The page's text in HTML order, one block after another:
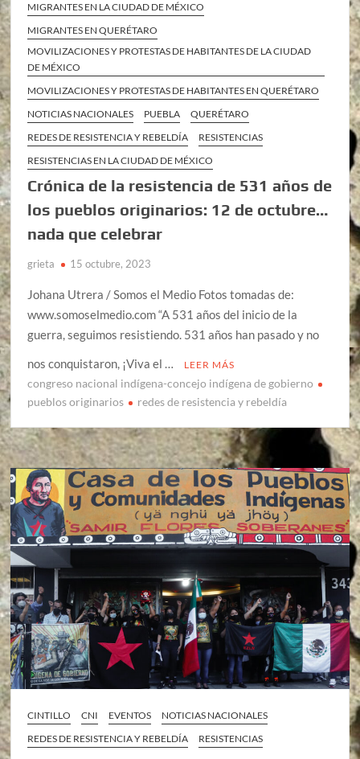
MIGRANTES EN LA CIUDAD DE MÉXICO
MIGRANTES EN QUERÉTARO
MOVILIZACIONES Y PROTESTAS DE HABITANTES DE LA CIUDAD
DE MÉXICO
MOVILIZACIONES Y PROTESTAS DE HABITANTES EN QUERÉTARO
NOTICIAS NACIONALES
PUEBLA
QUERÉTARO
REDES DE RESISTENCIA Y REBELDÍA
RESISTENCIAS
RESISTENCIAS EN LA CIUDAD DE MÉXICO
Crónica de la resistencia de 531 años de
los pueblos originarios: 12 de octubre…
nada que celebrar
grieta 15 octubre, 2023
Johana Utrera / Somos el Medio Fotos tomadas de:
www.somoselmedio.com “A 531 años del inicio de la
guerra, seguimos resistiendo. 531 años han pasado y no
nos conquistaron, ¡Viva el …
LEER MÁS
congreso nacional indígena-concejo indígena de gobierno
pueblos originarios
redes de resistencia y rebeldía
CINTILLO CNI EVENTOS
NOTICIAS NACIONALES
REDES DE RESISTENCIA Y REBELDÍA
RESISTENCIAS